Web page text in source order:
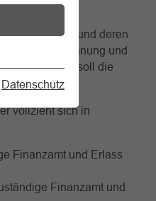
Datenschutz
für
Grundsteuer und deren
der Berechnung und
01.01.2025 soll die
vollzieht sich in
Finanzamt und Erlass
Finanzamt und